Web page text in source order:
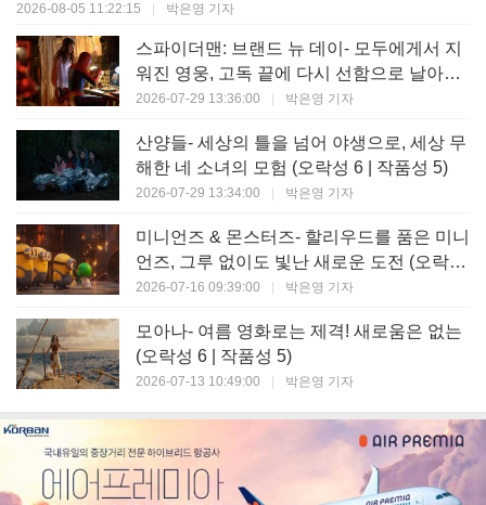
2026-08-05 11:22:15 박은영 기자
스파이더맨: 브랜드 뉴 데이- 모두에게서 지
워진 영웅, 고독 끝에 다시 선함으로 날아오
르다 (오락성 8 | 작품성 8)
2026-07-29 13:36:00 박은영 기자
산양들- 세상의 틀을 넘어 야생으로, 세상 무
해한 네 소녀의 모험 (오락성 6 | 작품성 5)
2026-07-29 13:34:00 박은영 기자
미니언즈 & 몬스터즈- 할리우드를 품은 미니
언즈, 그루 없이도 빛난 새로운 도전 (오락성
7 | 작품성 6)
2026-07-16 09:39:00 박은영 기자
모아나- 여름 영화로는 제격! 새로움은 없는
(오락성 6 | 작품성 5)
2026-07-13 10:49:00 박은영 기자